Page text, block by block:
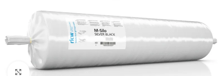
Kliknij aby powiększyć